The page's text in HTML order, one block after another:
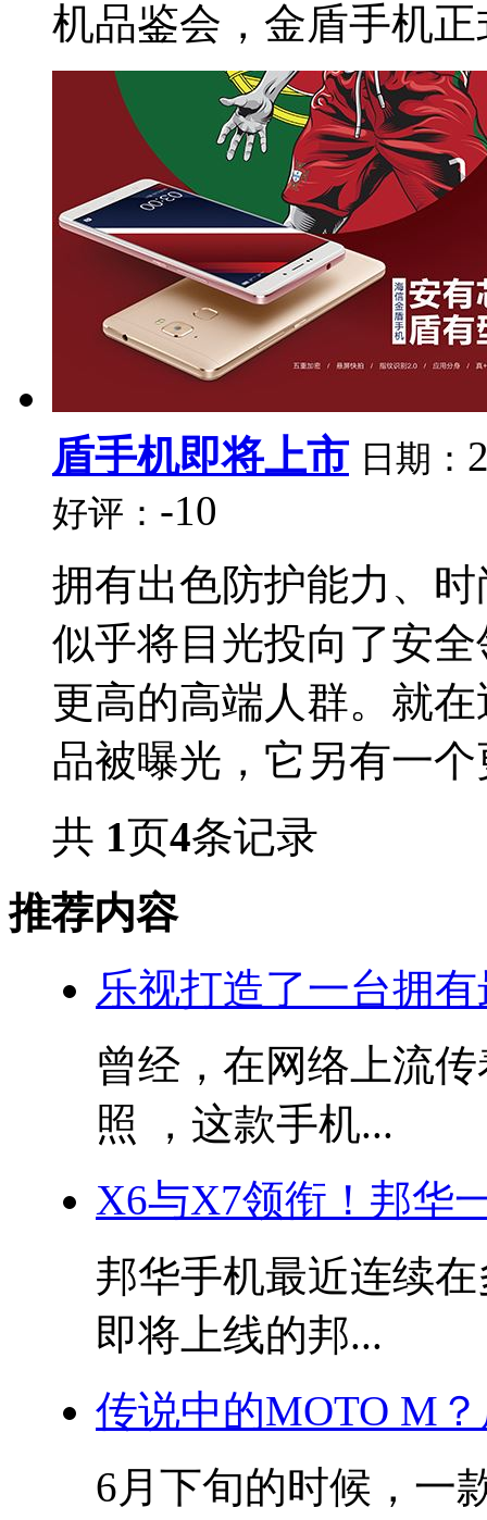
机品鉴会，金盾手机正
盾手机即将上市 日期：
好评： -10
拥有出色防护能力、
似乎将目光投向了安
更高的高端人群。就
品被曝光，它另有一个
共 1页4条记录
推荐内容
乐视打造了一台拥
曾经，在网络上流
照 ，这款手机...
X6与X7领衔！邦华
邦华手机最近连续
即将上线的邦...
传说中的MOTO M
6月下旬的时候，一